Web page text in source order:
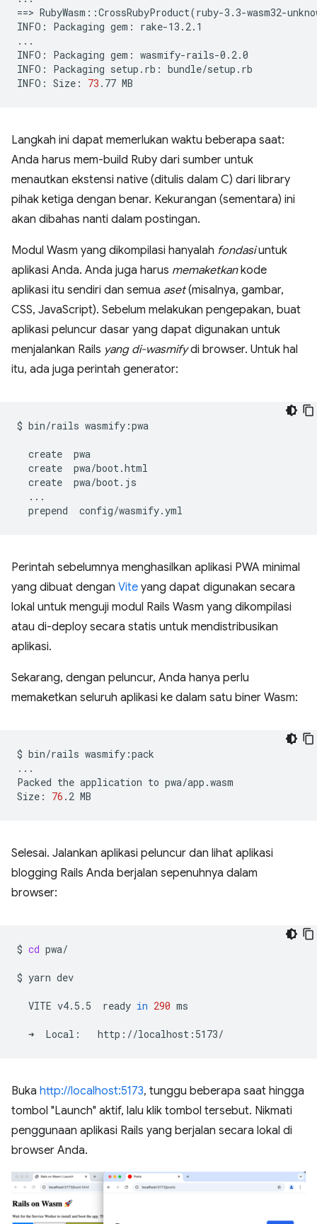
==> RubyWasm::CrossRubyProduct(ruby-3.3-wasm32-
INFO:
Packaging gem:
rake-13.2.1
...
INFO:
Packaging gem: wasmify-rails-0.2.0
INFO:
Packaging setup.rb: bundle/setup.rb
INFO: Size: 73 .77
Langkah ini dapat memerlukan waktu beberapa saat:
Anda harus mem-build Ruby dari sumber untuk
menautkan ekstensi native (ditulis dalam C) dari library
pihak ketiga dengan benar. Kekurangan (sementara) ini
akan dibahas nanti dalam postingan.
Modul Wasm yang dikompilasi hanyalah fondasiuntuk
aplikasi Anda. Anda juga harus memaketkankode
aplikasi itu sendiri dan semua aset(misalnya, gambar,
CSS, JavaScript). Sebelum melakukan pengepakan, buat
aplikasi peluncur dasar yang dapat digunakan untuk
menjalankan Rails yang di-wasmifydi browser. Untuk hal
itu, ada juga perintah generator:
$ bin/rails wasmify:pwa
create
create
create
prepend
Perintah sebelumnya menghasilkan aplikasi PWA minimal
yang dibuat dengan Vite yang dapat digunakan secara
lokal untuk menguji modul Rails Wasm yang dikompilasi
atau di-deploy secara statis untuk mendistribusikan
aplikasi.
Sekarang, dengan peluncur, Anda hanya perlu
memaketkan seluruh aplikasi ke dalam satu biner Wasm:
$ bin/rails wasmify:pack
...
Packed the application to pwa/app.wasm
Size:
76 .2
Selesai. Jalankan aplikasi peluncur dan lihat aplikasi
blogging Rails Anda berjalan sepenuhnya dalam
browser:
$ cd pwa/
$ yarn dev
VITE v4.5.5 ready in 290 ms
➜ Local:
Buka http://localhost:5173, tunggu beberapa saat hingga
tombol "Launch" aktif, lalu klik tombol tersebut. Nikmati
penggunaan aplikasi Rails yang berjalan secara lokal di
browser Anda.